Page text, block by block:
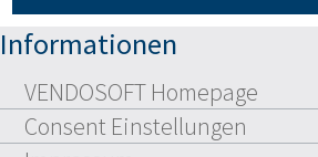
Informationen
VENDOSOFT Homepage
Consent Einstellungen